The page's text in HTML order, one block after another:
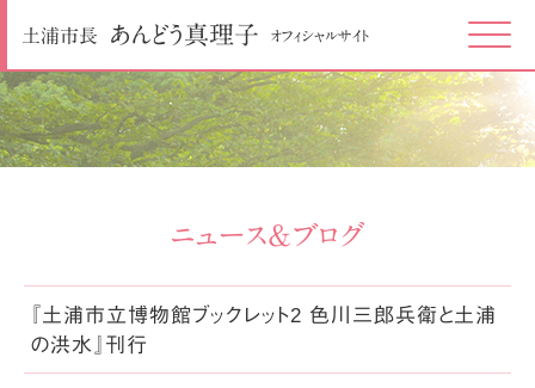
土浦市長 あんどう真理子 オフィシャルサイト Click
ニュース＆ブログ
『土浦市立博物館ブックレット2 色川三郎兵衛と土浦
の洪水』刊行